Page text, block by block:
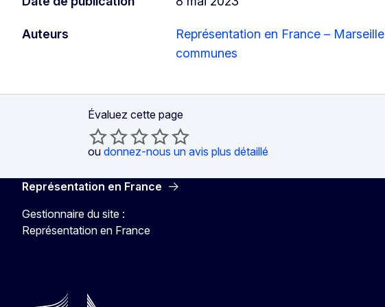
Auteurs Représentation en France – Marseille
communes
Évaluez cette page
ou donnez-nous un avis plus détaillé
Représentation en France
Gestionnaire du site :
Représentation en France